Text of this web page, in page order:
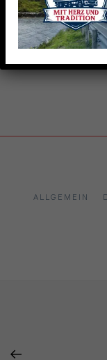
Es sind keine
ALLGEMEIN